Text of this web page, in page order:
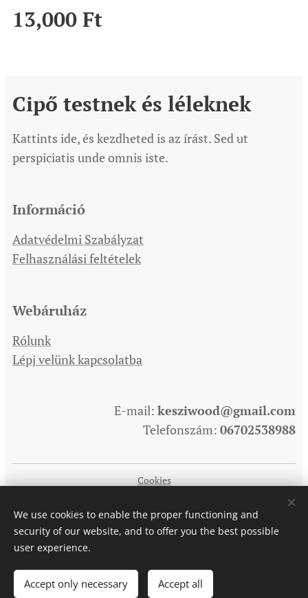
13,000 Ft
Add to cart
Cipő testnek és léleknek
Kattints ide, és kezdheted is az írást. Sed ut
perspiciatis unde omnis iste.
Információ
Adatvédelmi Szabályzat
Felhasználási feltételek
Webáruház
Rólunk
Lépj velünk kapcsolatba
E-mail: kesziwood@gmail.com
Telefonszám: 06702538988
Cookies
Languages
Magyar
English Deutsch
We use cookies to enable the proper functioning and
security of our website, and to offer you the best possible
user experience.
Accept only necessary Accept all